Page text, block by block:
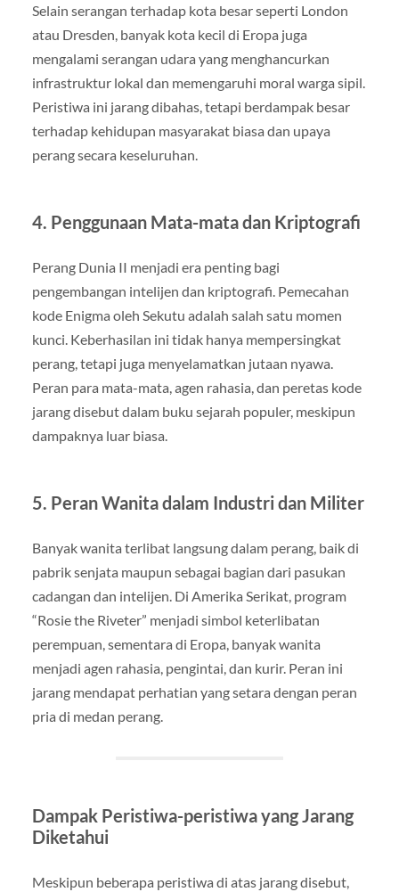
Selain serangan terhadap kota besar seperti London
atau Dresden, banyak kota kecil di Eropa juga
mengalami serangan udara yang menghancurkan
infrastruktur lokal dan memengaruhi moral warga sipil.
Peristiwa ini jarang dibahas, tetapi berdampak besar
terhadap kehidupan masyarakat biasa dan upaya
perang secara keseluruhan.
4. Penggunaan Mata-mata dan Kriptografi
Perang Dunia II menjadi era penting bagi
pengembangan intelijen dan kriptografi. Pemecahan
kode Enigma oleh Sekutu adalah salah satu momen
kunci. Keberhasilan ini tidak hanya mempersingkat
perang, tetapi juga menyelamatkan jutaan nyawa.
Peran para mata-mata, agen rahasia, dan peretas kode
jarang disebut dalam buku sejarah populer, meskipun
dampaknya luar biasa.
5. Peran Wanita dalam Industri dan Militer
Banyak wanita terlibat langsung dalam perang, baik di
pabrik senjata maupun sebagai bagian dari pasukan
cadangan dan intelijen. Di Amerika Serikat, program
“Rosie the Riveter” menjadi simbol keterlibatan
perempuan, sementara di Eropa, banyak wanita
menjadi agen rahasia, pengintai, dan kurir. Peran ini
jarang mendapat perhatian yang setara dengan peran
pria di medan perang.
Dampak Peristiwa-peristiwa yang Jarang
Diketahui
Meskipun beberapa peristiwa di atas jarang disebut,